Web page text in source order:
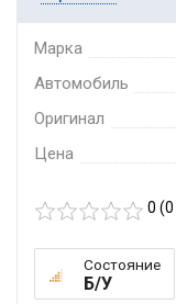
Марка
Автомобиль
Оригинал
Цена
0 (0
Состояние
Б/У